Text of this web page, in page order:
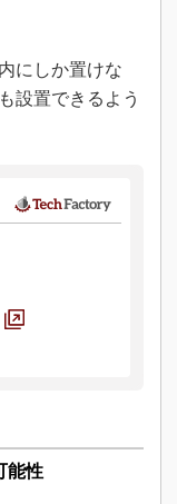
にしか置けな
設置できるよう
能性